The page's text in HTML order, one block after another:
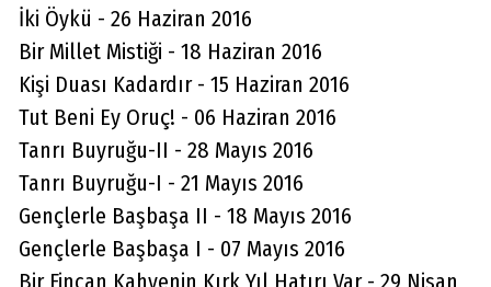
İki Öykü - 26 Haziran 2016
Bir Millet Mistiği - 18 Haziran 2016
Kişi Duası Kadardır - 15 Haziran 2016
Tut Beni Ey Oruç! - 06 Haziran 2016
Tanrı Buyruğu-II - 28 Mayıs 2016
Tanrı Buyruğu-I - 21 Mayıs 2016
Gençlerle Başbaşa II - 18 Mayıs 2016
Gençlerle Başbaşa I - 07 Mayıs 2016
Bir Fincan Kahvenin Kırk Yıl Hatırı Var - 29 Nisan